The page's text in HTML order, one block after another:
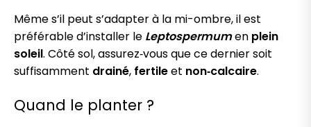
Même s’il peut s’adapter à la mi-ombre, il est
préférable d’installer le Leptospermumen plein
soleil. Côté sol, assurez‑vous que ce dernier soit
suffisamment drainé, fertileet non‑calcaire.
Quand le planter ?